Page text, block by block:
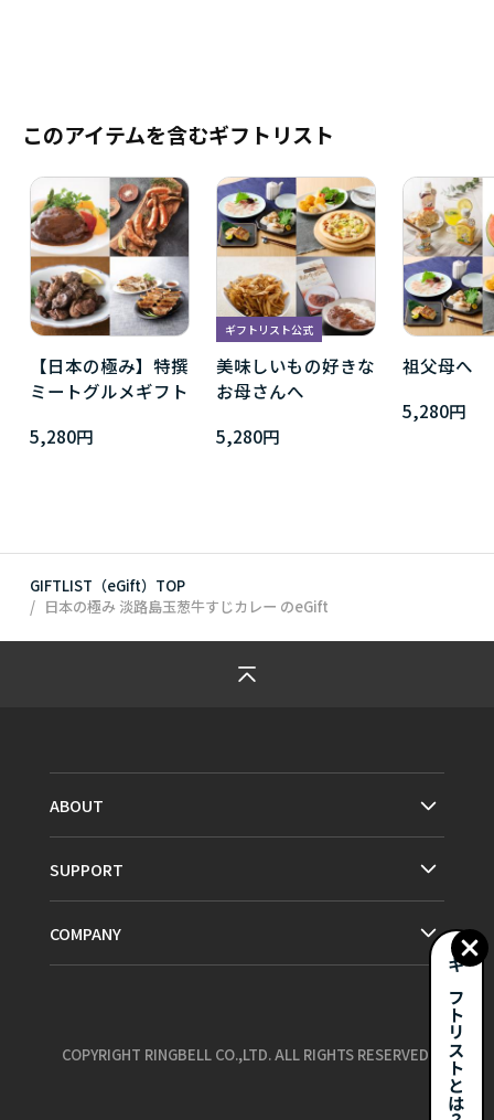
このアイテムを含むギフトリスト
【日本の極み】特撰
ミートグルメギフト
5,280円
ギフトリスト公式
美味しいもの好きな
お母さんへ
5,280円
祖父母へ
5,280円
GIFTLIST（eGift）TOP
日本の極み 淡路島玉葱牛すじカレー のeGift
ギフトリストとは？
ABOUT
SUPPORT
COMPANY
COPYRIGHT RINGBELL CO.,LTD. ALL RIGHTS RESERVED.